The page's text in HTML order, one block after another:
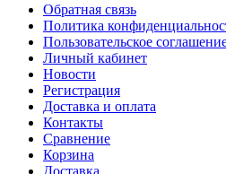
Обратная связь
Политика
Пользовательское
Личный кабинет
Новости
Регистрация
Доставка и оплата
Контакты
Сравнение
Корзина
Доставка